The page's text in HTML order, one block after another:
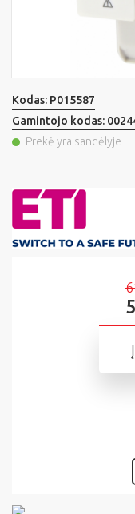
Kodas: P015587
Gamintojo kodas:
Prekė yra sandėlyje